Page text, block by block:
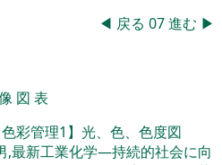
◀ 戻る 07進む ▶
図 表
彩管理1】光、色、色度図
,最新工業化学―持続的社会に向